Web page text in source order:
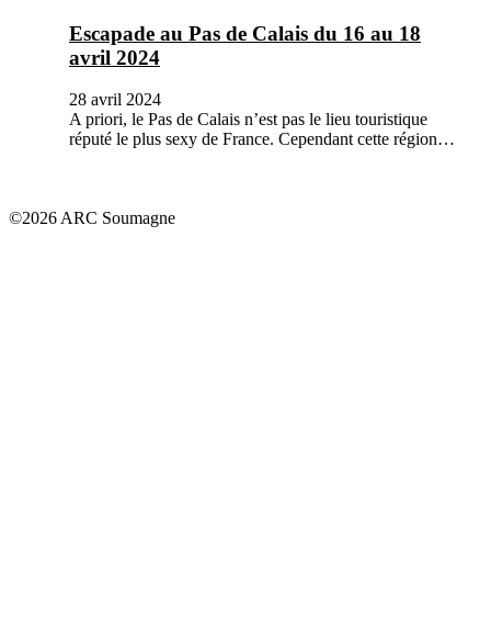
Escapade au Pas de Calais du 16 au 18
avril 2024
28 avril 2024
A priori, le Pas de Calais n’est pas le lieu touristique
réputé le plus sexy de France. Cependant cette région…
©2026 ARC Soumagne